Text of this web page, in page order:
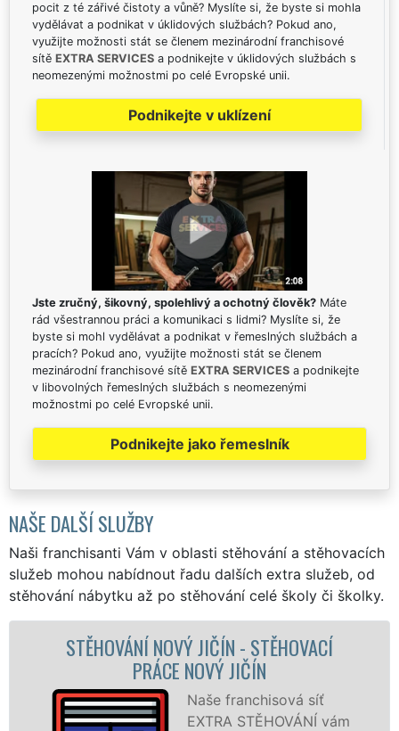
pocit z té zářivé čistoty a vůně? Myslíte si, že byste si mohla
vydělávat a podnikat v úklidových službách? Pokud ano,
využijte možnosti stát se členem mezinárodní franchisové
sítě EXTRA SERVICES a podnikejte v úklidových službách s
neomezenými možnostmi po celé Evropské unii.
Podnikejte v uklízení
Jste zručný, šikovný, spolehlivý a ochotný člověk? Máte
rád všestrannou práci a komunikaci s lidmi? Myslíte si, že
byste si mohl vydělávat a podnikat v řemeslných službách a
pracích? Pokud ano, využijte možnosti stát se členem
mezinárodní franchisové sítě EXTRA SERVICES a podnikejte
v libovolných řemeslných službách s neomezenými
možnostmi po celé Evropské unii.
Podnikejte jako řemeslník
NAŠE DALŠÍ SLUŽBY
Naši franchisanti Vám v oblasti stěhování a stěhovacích
služeb mohou nabídnout řadu dalších extra služeb, od
stěhování nábytku až po stěhování celé školy či školky.
STĚHOVACÍ SLUŽBA NOVÝ JIČÍN -
STĚHOVACÍ FIRMA NOVÝ JIČÍN
Poskytujeme
stěhovací služby v